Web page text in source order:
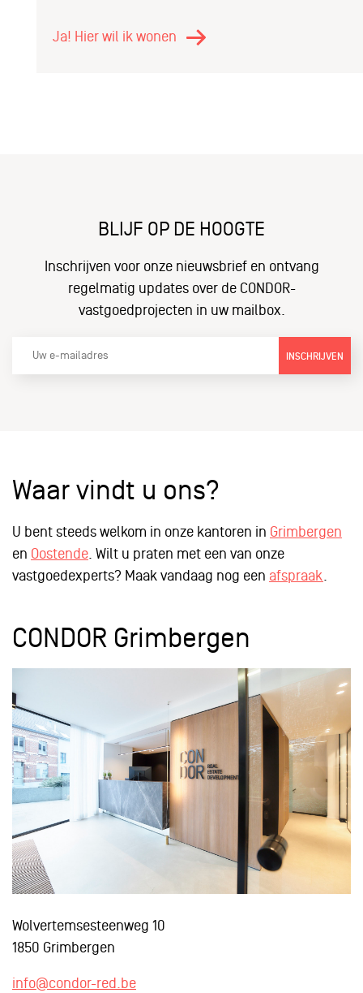
Ja! Hier wil ik wonen
BLIJF OP DE HOOGTE
Inschrijven voor onze nieuwsbrief en ontvang
regelmatig updates over de CONDOR-
vastgoedprojecten in uw mailbox.
INSCHRIJVEN
Waar vindt u ons?
U bent steeds welkom in onze kantoren in Grimbergen
en Oostende . Wilt u praten met een van onze
vastgoedexperts? Maak vandaag nog een afspraak
CONDOR Grimbergen
Wolvertemsesteenweg 10
1850 Grimbergen
info@condor-red.be